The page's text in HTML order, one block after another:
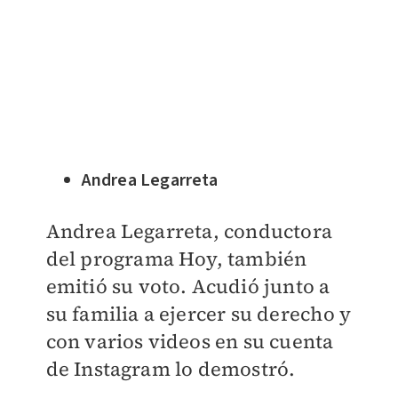
Andrea Legarreta
Andrea Legarreta, conductora
del programa Hoy, también
emitió su voto. Acudió junto a
su familia a ejercer su derecho y
con varios videos en su cuenta
de Instagram lo demostró.